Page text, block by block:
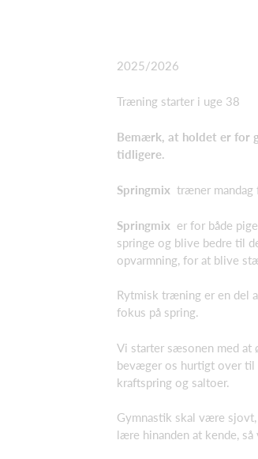
2025/2026
Træning starter i uge 38
Bemærk, at holdet er for
tidligere.
Springmix træner mandag
Springmix er for både
springe og blive bedre til
opvarmning, for at blive
Rytmisk træning er en del
fokus på spring.
Vi starter sæsonen med at
bevæger os hurtigt over til
kraftspring og saltoer.
Gymnastik skal være
lære hinanden at kende,